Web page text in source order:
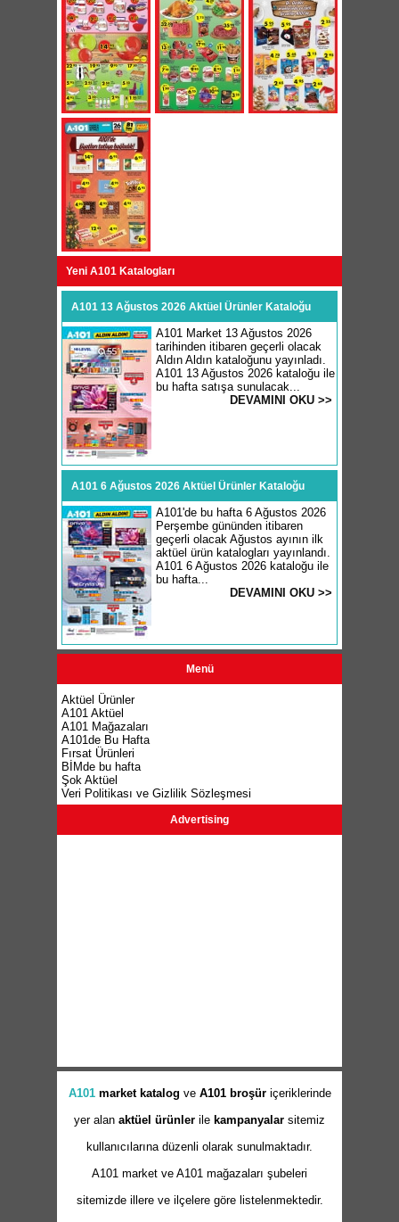
Yeni A101 Katalogları
A101 13 Ağustos 2026 Aktüel Ürünler Kataloğu
A101 Market 13 Ağustos 2026
tarihinden itibaren geçerli olacak
Aldın Aldın kataloğunu yayınladı.
A101 13 Ağustos 2026 kataloğu ile
bu hafta satışa sunulacak...
DEVAMINI OKU >>
A101 6 Ağustos 2026 Aktüel Ürünler Kataloğu
A101'de bu hafta 6 Ağustos 2026
Perşembe gününden itibaren
geçerli olacak Ağustos ayının ilk
aktüel ürün katalogları yayınlandı.
A101 6 Ağustos 2026 kataloğu ile
bu hafta...
DEVAMINI OKU >>
Menü
Aktüel Ürünler
A101 Aktüel
A101 Mağazaları
A101de Bu Hafta
Fırsat Ürünleri
BİMde bu hafta
Şok Aktüel
Veri Politikası ve Gizlilik Sözleşmesi
Advertising
A101 market katalog ve A101 broşüriçeriklerinde
yer alan aktüel ürünler ile kampanyalar sitemiz
kullanıcılarına düzenli olarak sunulmaktadır.
A101 market ve A101 mağazaları şubeleri
sitemizde illere ve ilçelere göre listelenmektedir.